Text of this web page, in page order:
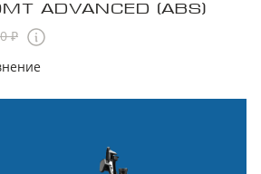
ADVANCED (ABS)
₽